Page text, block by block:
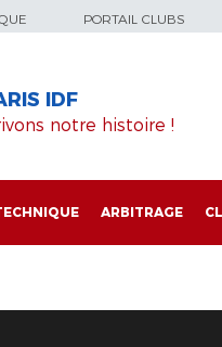
PORTAIL CLUBS
IDF
notre histoire !
ARBITRAGE